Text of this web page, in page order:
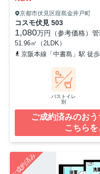
京都市伏見区葭島金井戸町
コスモ伏見 503
1,080万円（参考価格）
51.96㎡（2LDK）
京阪本線「中書島」駅 徒
バストイレ
別
ご成約済みのお
こちら
ご成約済み